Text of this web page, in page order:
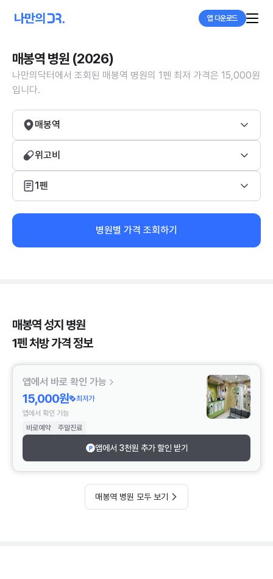
앱 다운로드
매봉역 병원 (2026)
나만의닥터에서 조회된 매봉역 병원의 1펜 최저 가격은 15,000원
입니다.
매봉역
위고비
1펜
병원별 가격 조회하기
매봉역 성지 병원
1펜 처방 가격 정보
앱에서 바로 확인 가능
15,000원
최저가
앱에서 확인 가능
바로예약
주말진료
앱에서 3천원 추가 할인 받기
매봉역 병원 모두 보기